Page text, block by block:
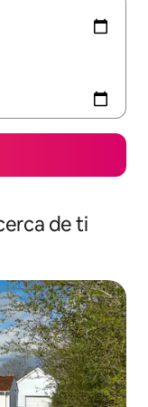
de ti